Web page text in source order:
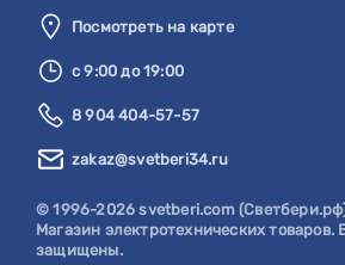
Посмотреть на карте
с 9:00 до 19:00
8 904 404-57-57
zakaz@svetberi34.ru
© 1996-2026 svetberi.com
Магазин электротехнических товаров.
защищены.